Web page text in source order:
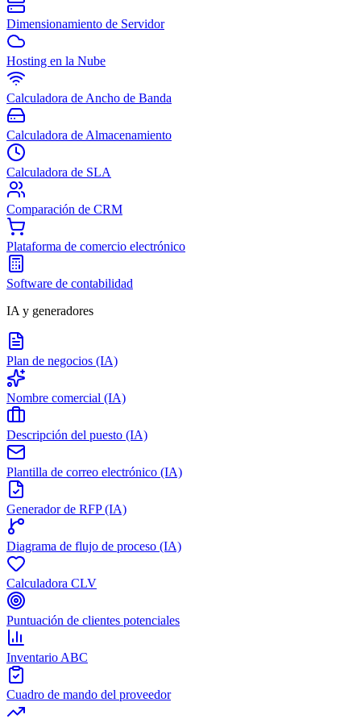
Dimensionamiento de Servidor
Hosting en la Nube
Calculadora de Ancho de Banda
Calculadora de Almacenamiento
Calculadora de SLA
Comparación de CRM
Plataforma de comercio electrónico
Software de contabilidad
IA y generadores
Plan de negocios (IA)
Nombre comercial (IA)
Descripción del puesto (IA)
Plantilla de correo electrónico (IA)
Generador de RFP (IA)
Diagrama de flujo de proceso (IA)
Calculadora CLV
Puntuación de clientes potenciales
Inventario ABC
Cuadro de mando del proveedor